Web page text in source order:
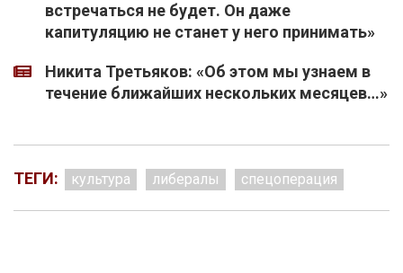
встречаться не будет. Он даже
капитуляцию не станет у него принимать»
Никита Третьяков: «Об этом мы узнаем в
течение ближайших нескольких месяцев…»
ТЕГИ: культура либералы спецоперация